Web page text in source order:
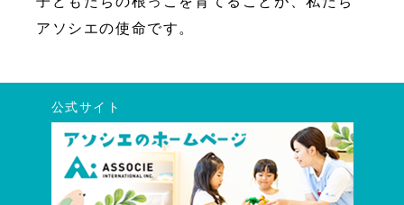
アソシエの使命です。
公式サイト